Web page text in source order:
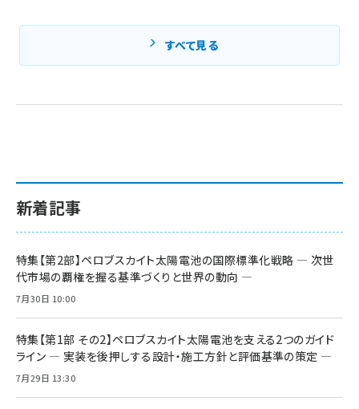
新着記事
特集【第2部】ペロブスカイト太陽電池の国際標準化戦略 ― 次世
代市場の覇権を握る基準づくりと世界の動向 ―
7月30日 10:00
特集【第1部 その2】ペロブスカイト太陽電池を支える2つのガイド
ライン ― 実装を後押しする設計・施工方針と評価基準の策定 ―
7月29日 13:30
すべて見る